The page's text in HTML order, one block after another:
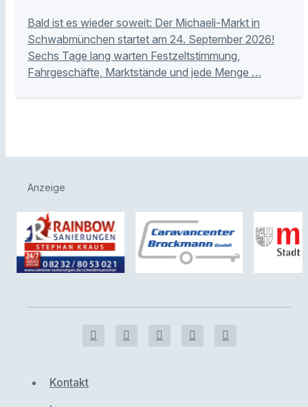
Bald ist es wieder soweit: Der Michaeli-Markt in
Schwabmünchen startet am 24. September 2026!
Sechs Tage lang warten Festzeltstimmung,
Fahrgeschäfte, Marktstände und jede Menge …
Anzeige
Kontakt